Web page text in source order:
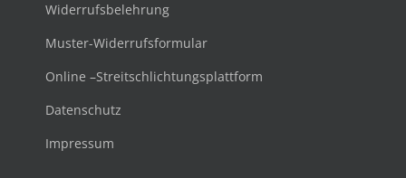
Widerrufsbelehrung
Muster-Widerrufsformular
Online –Streitschlichtungsplattform
Datenschutz
Impressum